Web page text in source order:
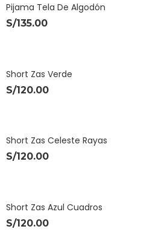
Pijama Tela De Algodón
S/135.00
Short Zas Verde
S/120.00
Short Zas Celeste Rayas
S/120.00
Short Zas Azul Cuadros
S/120.00